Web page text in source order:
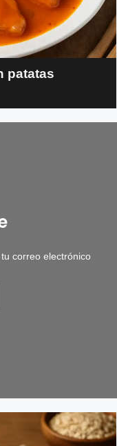
patatas
correo electrónico